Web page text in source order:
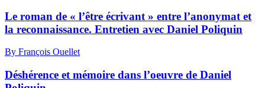
Le roman de « l’être écrivant » entre l’anonymat et
la reconnaissance. Entretien avec Daniel Poliquin
By François Ouellet
Déshérence et mémoire dans l’oeuvre de Daniel